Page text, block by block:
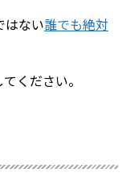
はない誰でも絶対
ください。